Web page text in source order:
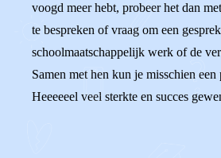
voogd meer hebt, probeer het dan
te bespreken of vraag om een
schoolmaatschappelijk werk of de
Samen met hen kun je misschien een
Heeeeeel veel sterkte en succes